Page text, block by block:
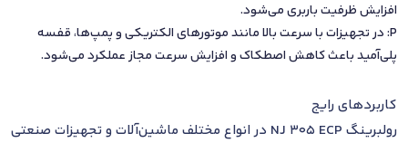
افزایش ظرفیت باربری می‌شود.
P: در تجهیزات با سرعت بالا مانند موتورهای الکتریکی و پمپ‌ها، قفسه
پلی‌آمید باعث کاهش اصطکاک و افزایش سرعت مجاز عملکرد می‌شود.
کاربردهای رایج
رولبرینگ NJ 305 ECP در انواع مختلف ماشین‌آلات و تجهیزات صنعتی